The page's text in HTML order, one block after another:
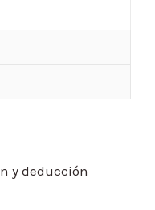
y deducción